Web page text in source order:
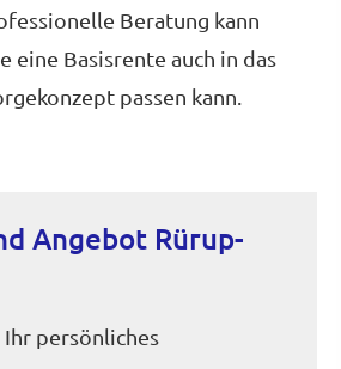
Beratung kann
eine Basisrente auch in das
passen kann.
Angebot Rürup-
persönliches